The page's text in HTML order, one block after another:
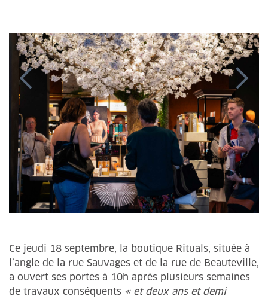
Ce jeudi 18 septembre, la boutique Rituals, située à
l’angle de la rue Sauvages et de la rue de Beauteville,
a ouvert ses portes à 10h après plusieurs semaines
de travaux conséquents « et deux ans et demi